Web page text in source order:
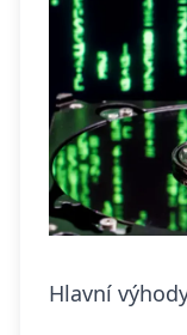
Hlavní